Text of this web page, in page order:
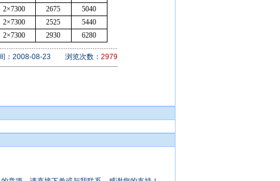
2×7300 2675
5040
2×7300 2525
5440
2×7300 2930 6280
：2008-08-23 浏览次数： 2979